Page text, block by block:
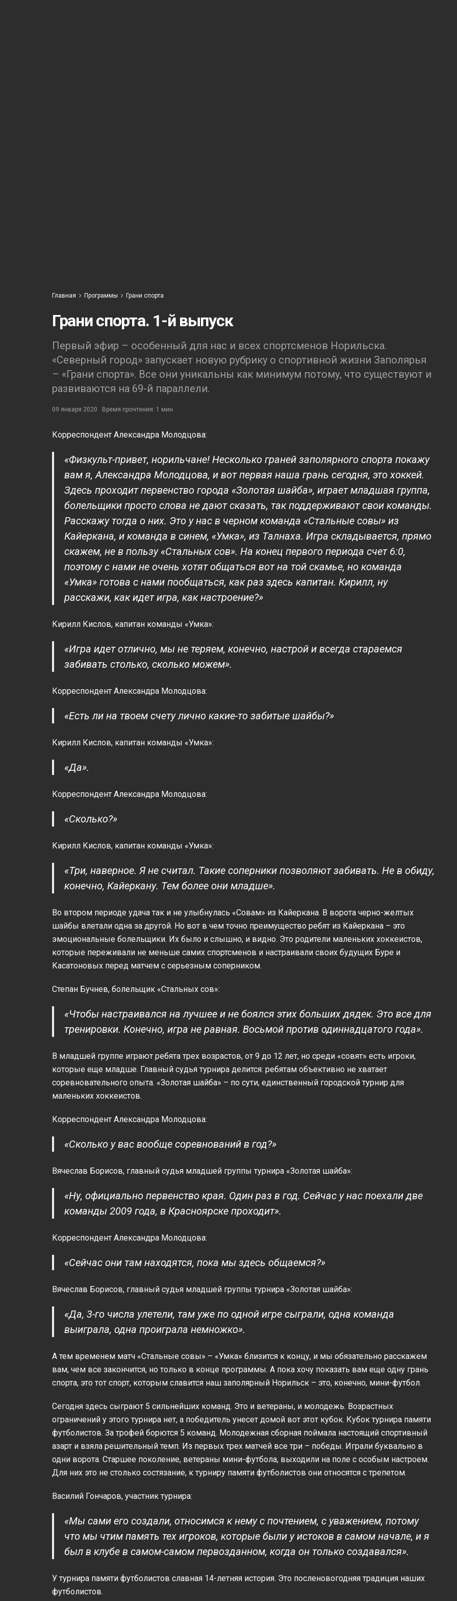
Главная Программы Грани спорта
Грани спорта. 1-й выпуск
Первый эфир – особенный для нас и всех спортсменов Норильска.
«Северный город» запускает новую рубрику о спортивной жизни Заполярья
– «Грани спорта». Все они уникальны как минимум потому, что существуют и
развиваются на 69-й параллели.
09 января 2020 Время прочтения: 1 мин.
Корреспондент Александра Молодцова:
«Физкульт-привет, норильчане! Несколько граней заполярного спорта покажу
вам я, Александра Молодцова, и вот первая наша грань сегодня, это хоккей.
Здесь проходит первенство города «Золотая шайба», играет младшая группа,
болельщики просто слова не дают сказать, так поддерживают свои команды.
Расскажу тогда о них. Это у нас в черном команда «Стальные совы» из
Кайеркана, и команда в синем, «Умка», из Талнаха. Игра складывается, прямо
скажем, не в пользу «Стальных сов». На конец первого периода счет 6:0,
поэтому с нами не очень хотят общаться вот на той скамье, но команда
«Умка» готова с нами пообщаться, как раз здесь капитан. Кирилл, ну
расскажи, как идет игра, как настроение?»
Кирилл Кислов, капитан команды «Умка»:
«Игра идет отлично, мы не теряем, конечно, настрой и всегда стараемся
забивать столько, сколько можем».
Корреспондент Александра Молодцова:
«Есть ли на твоем счету лично какие-то забитые шайбы?»
Кирилл Кислов, капитан команды «Умка»:
«Да».
Корреспондент Александра Молодцова:
«Сколько?»
Кирилл Кислов, капитан команды «Умка»:
«Три, наверное. Я не считал. Такие соперники позволяют забивать. Не в обиду,
конечно, Кайеркану. Тем более они младше».
Во втором периоде удача так и не улыбнулась «Совам» из Кайеркана. В ворота черно-желтых
шайбы влетали одна за другой. Но вот в чем точно преимущество ребят из Кайеркана – это
эмоциональные болельщики. Их было и слышно, и видно. Это родители маленьких хоккеистов,
которые переживали не меньше самих спортсменов и настраивали своих будущих Буре и
Касатоновых перед матчем с серьезным соперником.
Степан Бучнев, болельщик «Стальных сов»:
«Чтобы настраивался на лучшее и не боялся этих больших дядек. Это все для
тренировки. Конечно, игра не равная. Восьмой против одиннадцатого года».
В младшей группе играют ребята трех возрастов, от 9 до 12 лет, но среди «совят» есть игроки,
которые еще младше. Главный судья турнира делится: ребятам объективно не хватает
соревновательного опыта. «Золотая шайба» – по сути, единственный городской турнир для
маленьких хоккеистов.
Корреспондент Александра Молодцова:
«Сколько у вас вообще соревнований в год?»
Вячеслав Борисов, главный судья младшей группы турнира «Золотая шайба»:
«Ну, официально первенство края. Один раз в год. Сейчас у нас поехали две
команды 2009 года, в Красноярске проходит».
Корреспондент Александра Молодцова:
«Сейчас они там находятся, пока мы здесь общаемся?»
Вячеслав Борисов, главный судья младшей группы турнира «Золотая шайба»:
«Да, 3-го числа улетели, там уже по одной игре сыграли, одна команда
выиграла, одна проиграла немножко».
А тем временем матч «Стальные совы» – «Умка» близится к концу, и мы обязательно расскажем
вам, чем все закончится, но только в конце программы. А пока хочу показать вам еще одну грань
спорта, это тот спорт, которым славится наш заполярный Норильск – это, конечно, мини-футбол.
Сегодня здесь сыграют 5 сильнейших команд. Это и ветераны, и молодежь. Возрастных
ограничений у этого турнира нет, а победитель унесет домой вот этот кубок. Кубок турнира памяти
футболистов. За трофей борются 5 команд. Молодежная сборная поймала настоящий спортивный
азарт и взяла решительный темп. Из первых трех матчей все три – победы. Играли буквально в
одни ворота. Старшее поколение, ветераны мини-футбола, выходили на поле с особым настроем.
Для них это не столько состязание, к турниру памяти футболистов они относятся с трепетом.
Василий Гончаров, участник турнира:
«Мы сами его создали, относимся к нему с почтением, с уважением, потому
что мы чтим память тех игроков, которые были у истоков в самом начале, и я
был в клубе в самом-самом первозданном, когда он только создавался».
У турнира памяти футболистов славная 14-летняя история. Это посленовогодняя традиция наших
футболистов.